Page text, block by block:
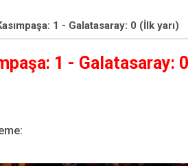
1 - Galatasaray: 0 (İlk yarı)
1 - Galatasaray: